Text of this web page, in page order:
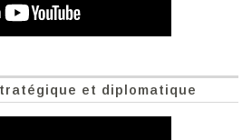
et diplomatique